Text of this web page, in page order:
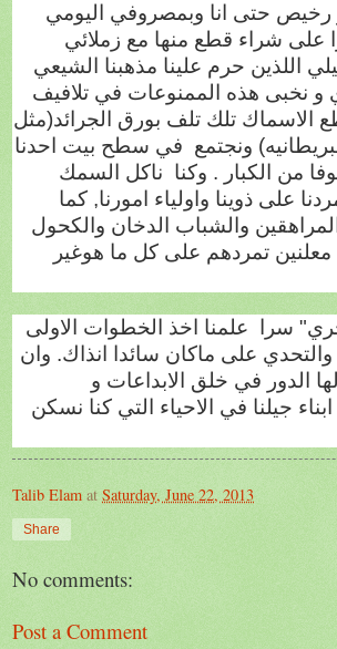
حتى انا وبمصروفي اليومي
على شراء قطع منها مع زملائي
اللذين حرم علينا مذهبنا الشيعي
و نخبى هذه الممنوعات في تلافيف
الاسماك تلك تلف بورق الجرائد(مثل
ونجتمع في سطح بيت احدنا
من الكبار . وكنا ناكل السمك
على ذوينا واولياء امورنا, كما
المراهقين والشباب الدخان والكحول
تمردهم على كل ما هوغير
سرا
علمنا اخذ الخطوات الاولى
على ماكان سائدا انذاك. وان
الدور في خلق الابداعات و
ابناء جيلنا في الاحياء التي كنا نسكن
Talib Elam at Saturday, June 22, 2013
Share
No comments:
Post a Comment